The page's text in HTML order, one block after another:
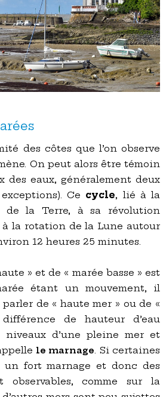
des côtes que l’on observe
On peut alors être témoin
des eaux, généralement deux
Ce cycle, lié à la
la Terre, à sa révolution
la rotation de la Lune autour
12 heures 25 minutes.
» et de « marée basse » est
étant un mouvement, il
de « haute mer » ou de «
de hauteur d’eau
niveaux d’une pleine mer et
le marnage . Si certaines
un fort marnage et donc des
observables, comme sur la